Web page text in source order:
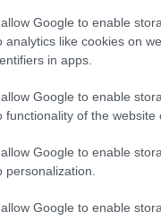
Google to enable
analytics like cookies on
in apps.
Google to enable
functionality of the website
Google to enable
personalization.
Google to enable
RYANAIR STATISZTIKA
TERMÁL TURIZMUS
VIDEÓ VÉLEMÉNY